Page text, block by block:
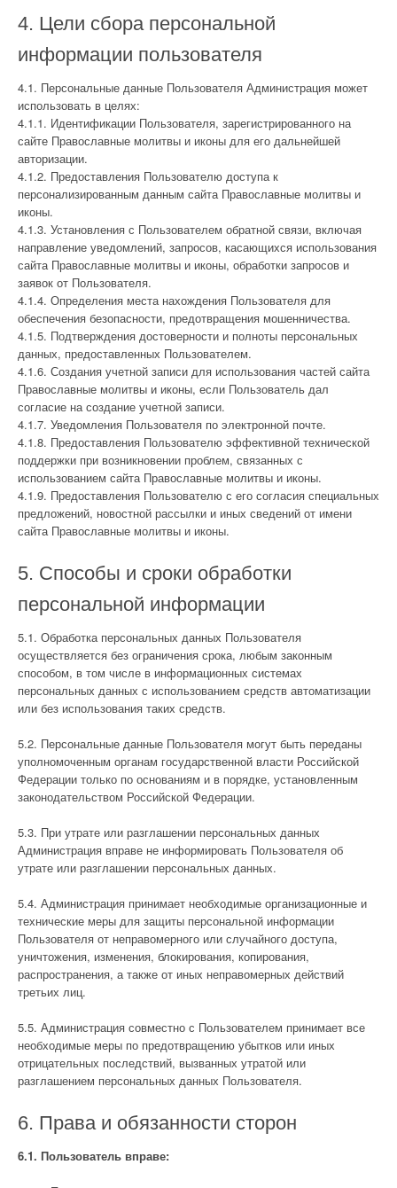
4. Цели сбора персональной
информации пользователя
4.1. Персональные данные Пользователя Администрация может
использовать в целях:
4.1.1. Идентификации Пользователя, зарегистрированного на
сайте Православные молитвы и иконы для его дальнейшей
авторизации.
4.1.2. Предоставления Пользователю доступа к
персонализированным данным сайта Православные молитвы и
иконы.
4.1.3. Установления с Пользователем обратной связи, включая
направление уведомлений, запросов, касающихся использования
сайта Православные молитвы и иконы, обработки запросов и
заявок от Пользователя.
4.1.4. Определения места нахождения Пользователя для
обеспечения безопасности, предотвращения мошенничества.
4.1.5. Подтверждения достоверности и полноты персональных
данных, предоставленных Пользователем.
4.1.6. Создания учетной записи для использования частей сайта
Православные молитвы и иконы, если Пользователь дал
согласие на создание учетной записи.
4.1.7. Уведомления Пользователя по электронной почте.
4.1.8. Предоставления Пользователю эффективной технической
поддержки при возникновении проблем, связанных с
использованием сайта Православные молитвы и иконы.
4.1.9. Предоставления Пользователю с его согласия специальных
предложений, новостной рассылки и иных сведений от имени
сайта Православные молитвы и иконы.
5. Способы и сроки обработки
персональной информации
5.1. Обработка персональных данных Пользователя
осуществляется без ограничения срока, любым законным
способом, в том числе в информационных системах
персональных данных с использованием средств автоматизации
или без использования таких средств.
5.2. Персональные данные Пользователя могут быть переданы
уполномоченным органам государственной власти Российской
Федерации только по основаниям и в порядке, установленным
законодательством Российской Федерации.
5.3. При утрате или разглашении персональных данных
Администрация вправе не информировать Пользователя об
утрате или разглашении персональных данных.
5.4. Администрация принимает необходимые организационные и
технические меры для защиты персональной информации
Пользователя от неправомерного или случайного доступа,
уничтожения, изменения, блокирования, копирования,
распространения, а также от иных неправомерных действий
третьих лиц.
5.5. Администрация совместно с Пользователем принимает все
необходимые меры по предотвращению убытков или иных
отрицательных последствий, вызванных утратой или
разглашением персональных данных Пользователя.
6. Права и обязанности сторон
6.1. Пользователь вправе: